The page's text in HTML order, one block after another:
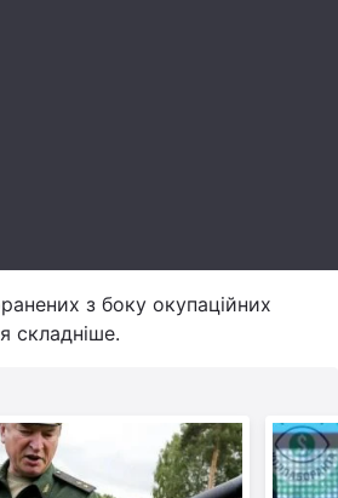
з боку окупаційних
складніше.